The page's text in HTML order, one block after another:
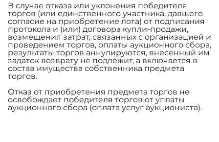
В случае отказа или уклонения победителя
торгов (или единственного участника, давшего
согласие на приобретение лота) от подписания
протокола и (или) договора купли-продажи,
возмещения затрат, связанных с организацией и
проведением торгов, оплаты аукционного сбора,
результаты торгов аннулируются, внесенный им
задаток возврату не подлежит, а включается в
состав имущества собственника предмета
торгов.
Отказ от приобретения предмета торгов не
освобождает победителя торгов от уплаты
аукционного сбора (оплата услуг аукциониста).